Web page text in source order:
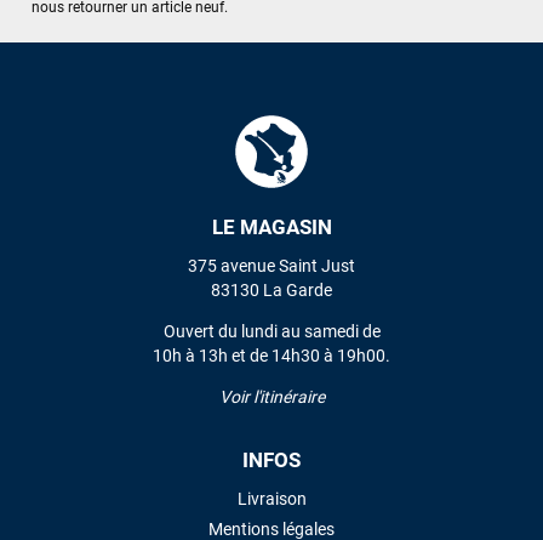
nous retourner un article neuf.
LE MAGASIN
375 avenue Saint Just
83130 La Garde
Ouvert du lundi au samedi de
10h à 13h et de 14h30 à 19h00.
Voir l'itinéraire
INFOS
Livraison
Mentions légales
J'ai acheté une voile d'occasion depuis Tahiti. Super service.
VOIR TOUS LES AVIS